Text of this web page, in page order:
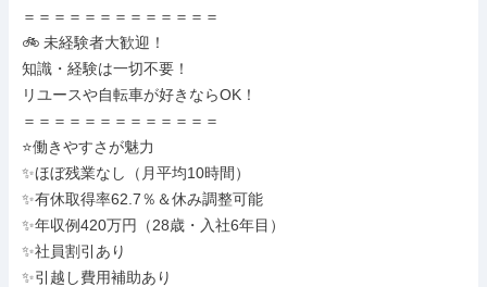
＝＝＝＝＝＝＝＝＝＝＝＝＝
🚲 未経験者大歓迎！
知識・経験は一切不要！
リユースや自転車が好きならOK！
＝＝＝＝＝＝＝＝＝＝＝＝＝
⭐働きやすさが魅力
✨ほぼ残業なし（月平均10時間）
✨有休取得率62.7％＆休み調整可能
✨年収例420万円（28歳・入社6年目）
✨社員割引あり
✨引越し費用補助あり